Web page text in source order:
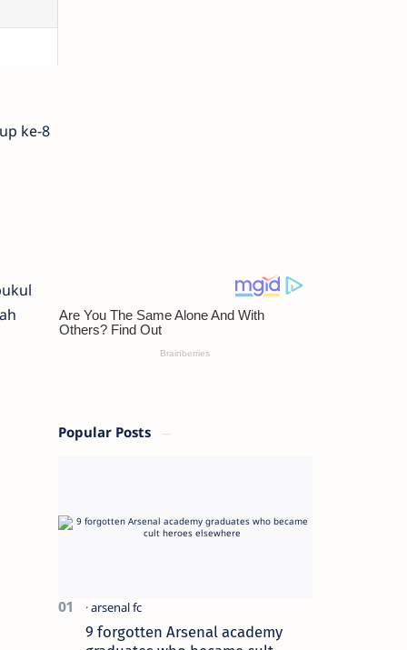
ke-8
Popular Posts
9 forgotten Arsenal academy